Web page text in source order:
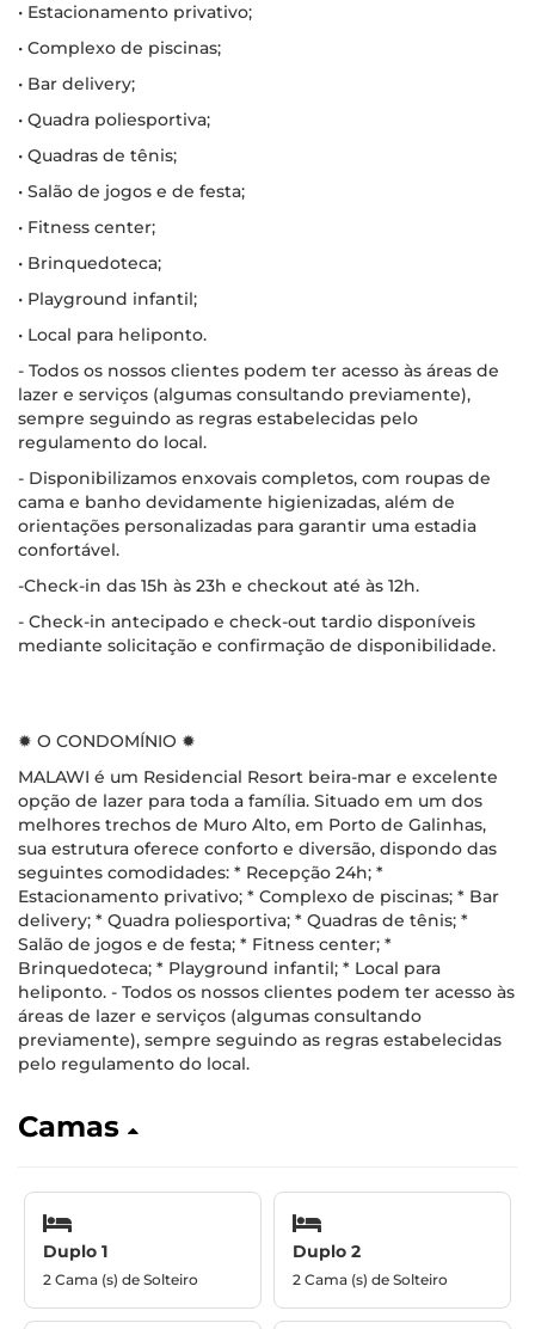
• Estacionamento privativo;
• Complexo de piscinas;
• Bar delivery;
• Quadra poliesportiva;
• Quadras de tênis;
• Salão de jogos e de festa;
• Fitness center;
• Brinquedoteca;
• Playground infantil;
• Local para heliponto.
- Todos os nossos clientes podem ter acesso às áreas de
lazer e serviços (algumas consultando previamente),
sempre seguindo as regras estabelecidas pelo
regulamento do local.
- Disponibilizamos enxovais completos, com roupas de
cama e banho devidamente higienizadas, além de
orientações personalizadas para garantir uma estadia
confortável.
-Check-in das 15h às 23h e checkout até às 12h.
- Check-in antecipado e check-out tardio disponíveis
mediante solicitação e confirmação de disponibilidade.
✹ O CONDOMÍNIO ✹
MALAWI é um Residencial Resort beira-mar e excelente
opção de lazer para toda a família. Situado em um dos
melhores trechos de Muro Alto, em Porto de Galinhas,
sua estrutura oferece conforto e diversão, dispondo das
seguintes comodidades: * Recepção 24h; *
Estacionamento privativo; * Complexo de piscinas; * Bar
delivery; * Quadra poliesportiva; * Quadras de tênis; *
Salão de jogos e de festa; * Fitness center; *
Brinquedoteca; * Playground infantil; * Local para
heliponto. - Todos os nossos clientes podem ter acesso às
áreas de lazer e serviços (algumas consultando
previamente), sempre seguindo as regras estabelecidas
pelo regulamento do local.
Camas
Duplo 1
2 Cama (s) de Solteiro
Duplo 2
2 Cama (s) de Solteiro